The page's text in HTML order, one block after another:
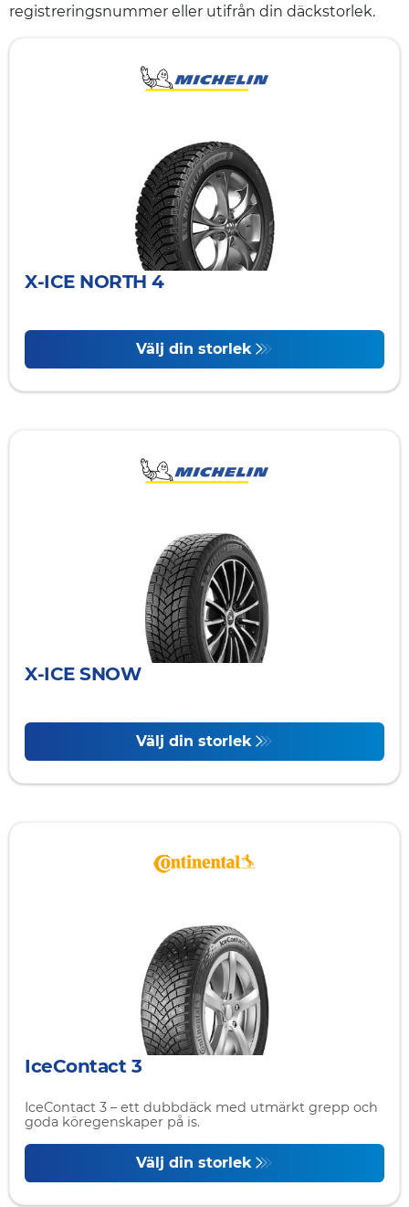
registreringsnummer eller utifrån din däckstorlek.
X-ICE NORTH 4
Välj din storlek
X-ICE SNOW
Välj din storlek
IceContact 3
IceContact 3 – ett dubbdäck med utmärkt grepp och
goda köregenskaper på is.
Välj din storlek